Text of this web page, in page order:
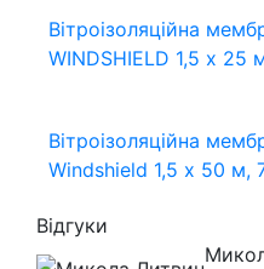
Вітроізоляційна
WINDSHIELD 1,5 х 25
Вітроізоляційна
Windshield 1,5 х 50 м,
Відгуки